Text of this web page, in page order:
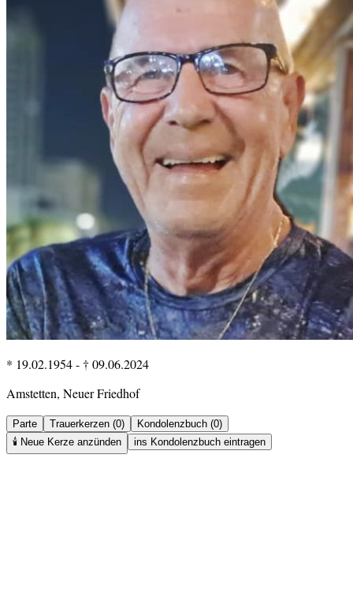
* 19.02.1954- † 09.06.2024
Amstetten, Neuer Friedhof
Parte Trauerkerzen (0)
Kondolenzbuch (0)
🕯️ Neue Kerze anzünden ins Kondolenzbuch eintragen